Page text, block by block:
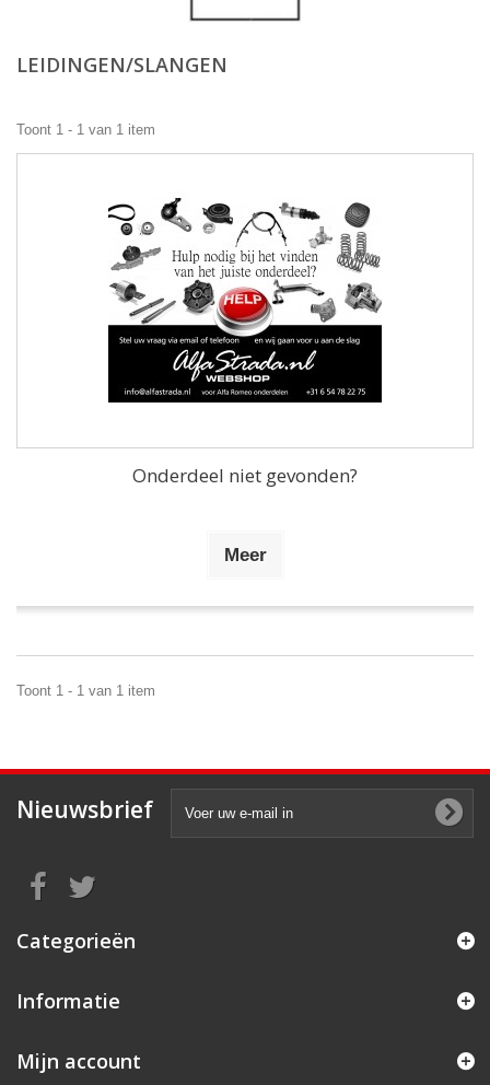
LEIDINGEN/SLANGEN
Toont 1 - 1 van 1 item
Onderdeel niet gevonden?
Meer
Toont 1 - 1 van 1 item
Nieuwsbrief
Categorieën
Informatie
Mijn account